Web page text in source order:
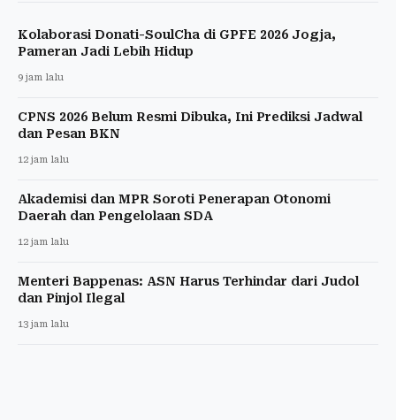
Kolaborasi Donati-SoulCha di GPFE 2026 Jogja,
Pameran Jadi Lebih Hidup
9 jam lalu
CPNS 2026 Belum Resmi Dibuka, Ini Prediksi Jadwal
dan Pesan BKN
12 jam lalu
Akademisi dan MPR Soroti Penerapan Otonomi
Daerah dan Pengelolaan SDA
12 jam lalu
Menteri Bappenas: ASN Harus Terhindar dari Judol
dan Pinjol Ilegal
13 jam lalu